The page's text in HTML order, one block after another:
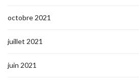
octobre 2021
juillet 2021
juin 2021